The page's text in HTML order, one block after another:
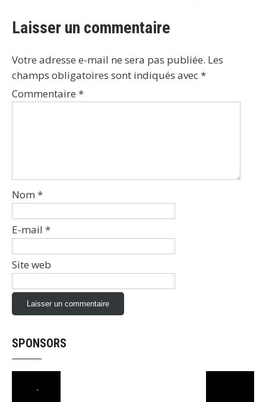
Laisser un commentaire
Votre adresse e-mail ne sera pas publiée. Les
champs obligatoires sont indiqués avec*
Commentaire *
Nom *
E-mail *
Site web
SPONSORS